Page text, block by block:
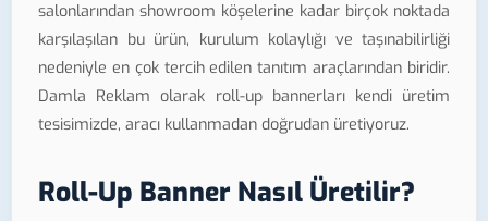
salonlarından showroom köşelerine kadar birçok noktada
karşılaşılan bu ürün, kurulum kolaylığı ve taşınabilirliği
nedeniyle en çok tercih edilen tanıtım araçlarından biridir.
Damla Reklam olarak roll-up bannerları kendi üretim
tesisimizde, aracı kullanmadan doğrudan üretiyoruz.
Roll-Up Banner Nasıl Üretilir?